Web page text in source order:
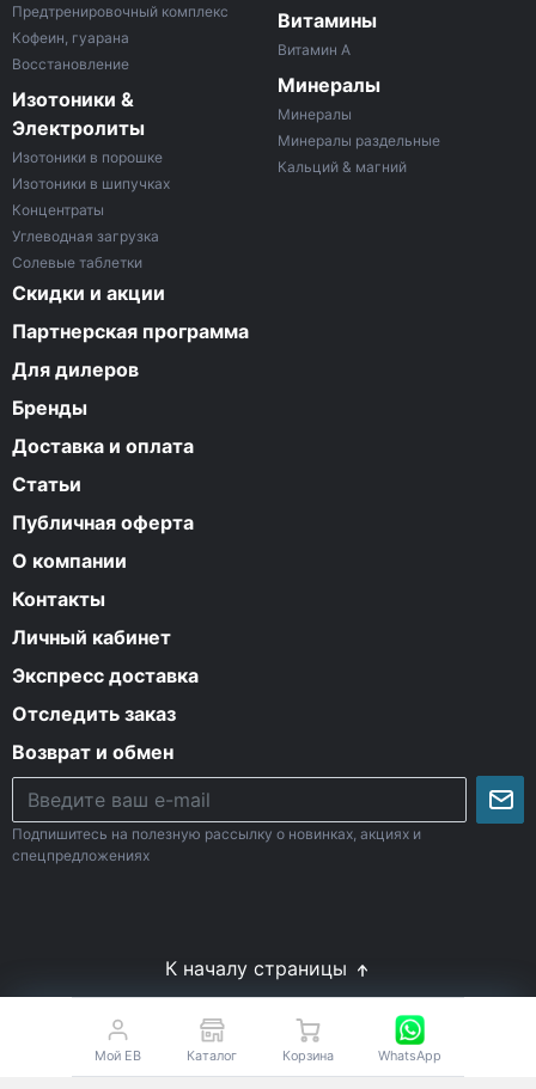
Предтренировочный комплекс
Кофеин, гуарана
Восстановление
Изотоники &
Электролиты
Изотоники в порошке
Изотоники в шипучках
Концентраты
Углеводная загрузка
Солевые таблетки
Витамины
Витамин A
Минералы
Минералы
Минералы раздельные
Кальций & магний
Скидки и акции
Партнерская программа
Для дилеров
Бренды
Доставка и оплата
Статьи
Публичная оферта
О компании
Контакты
Личный кабинет
Экспресс доставка
Отследить заказ
Возврат и обмен
Подпишитесь на полезную рассылку о новинках, акциях и
спецпредложениях
К началу страницы
© Все права защищены. 2009-2026 Energy-Body.ru
Спортивное питание с доставкой по России
Мой EB Каталог Корзина WhatsApp